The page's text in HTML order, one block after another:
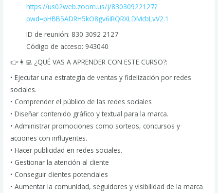
https://us02web.zoom.us/j/83030922127?
pwd=pHBB5ADRH5kO8gv6IRQRXLDMcbLvV2.1
ID de reunión: 830 3092 2127
Código de acceso: 943040
👉👩‍💻 ¿QUÉ VAS A APRENDER CON ESTE CURSO?:
• Ejecutar una estrategia de ventas y fidelización por redes
sociales.
• Comprender el público de las redes sociales
• Diseñar contenido gráfico y textual para la marca.
• Administrar promociones como sorteos, concursos y
acciones con influyentes.
• Hacer publicidad en redes sociales.
• Gestionar la atención al cliente
• Conseguir clientes potenciales
• Aumentar la comunidad, seguidores y visibilidad de la marca